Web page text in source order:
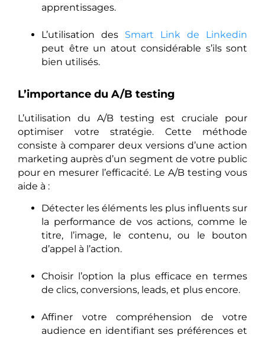
apprentissages.
L’utilisation des Smart Link de Linkedin
peut être un atout considérable s’ils sont
bien utilisés.
L’importance du A/B testing
L’utilisation du A/B testing est cruciale pour
optimiser votre stratégie. Cette méthode
consiste à comparer deux versions d’une action
marketing auprès d’un segment de votre public
pour en mesurer l’efficacité. Le A/B testing vous
aide à :
Détecter les éléments les plus influents sur
la performance de vos actions, comme le
titre, l’image, le contenu, ou le bouton
d’appel à l’action.
Choisir l’option la plus efficace en termes
de clics, conversions, leads, et plus encore.
Affiner votre compréhension de votre
audience en identifiant ses préférences et